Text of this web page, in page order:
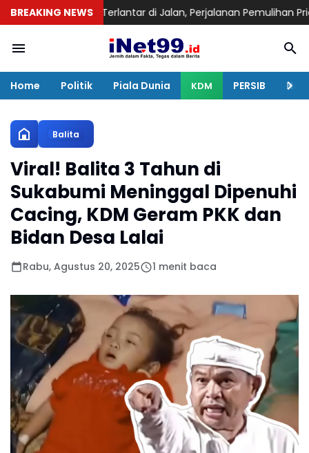
BREAKING NEWS
Terlantar di Jalan, Perjalanan Pemulihan Pria Asal
Home Politik Piala Dunia KDM PERSIB
Balita
Viral! Balita 3 Tahun di
Sukabumi Meninggal Dipenuhi
Cacing, KDM Geram PKK dan
Bidan Desa Lalai
Rabu, Agustus 20, 2025 1 menit baca